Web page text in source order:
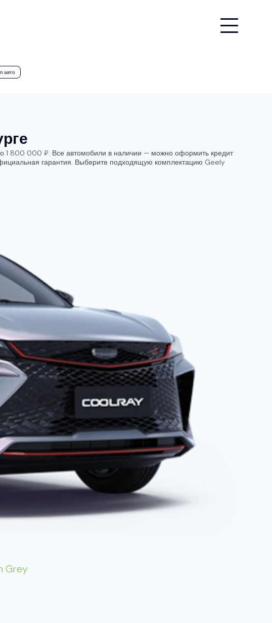
авто
1 800 000 ₽. Все автомобили в наличии — можно оформить кредит
гарантия. Выберите подходящую комплектацию Geely
Grey